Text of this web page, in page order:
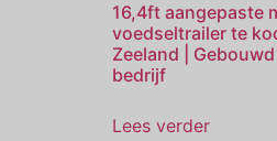
16,4ft aangepaste
voedseltrailer te
Zeeland |
bedrijf
Lees verder